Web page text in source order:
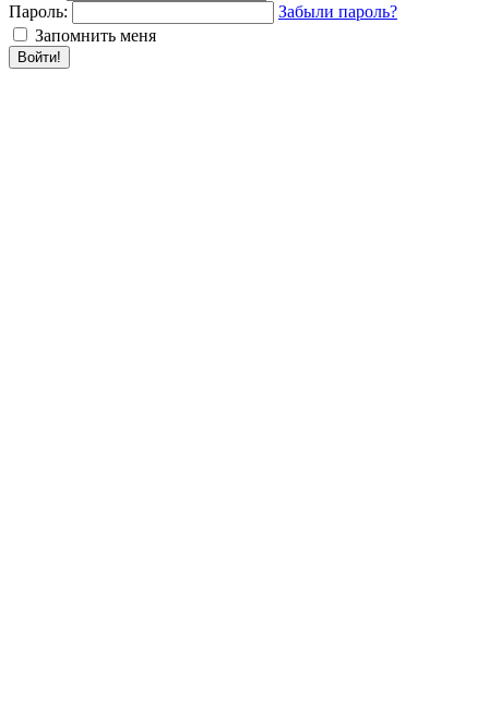
Пароль:
Забыли пароль?
Запомнить меня